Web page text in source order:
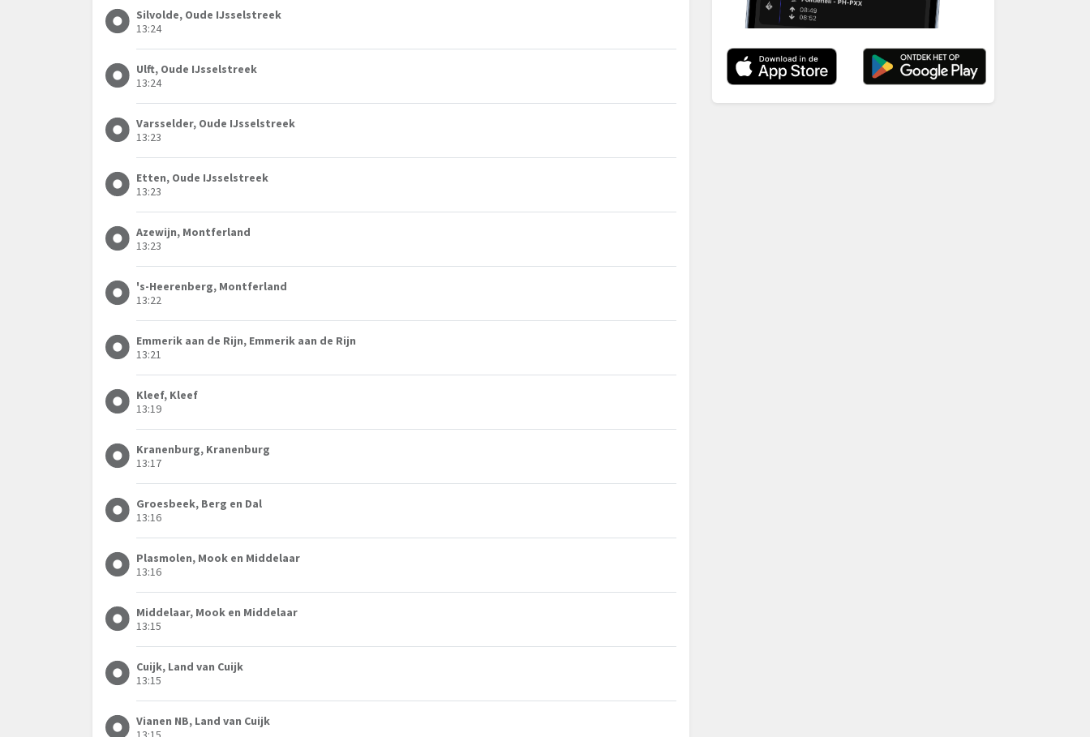
Silvolde, Oude IJsselstreek
13:24
Ulft, Oude IJsselstreek
13:24
Varsselder, Oude IJsselstreek
13:23
Etten, Oude IJsselstreek
13:23
Azewijn, Montferland
13:23
's-Heerenberg, Montferland
13:22
Emmerik aan de Rijn, Emmerik aan de Rijn
13:21
Kleef, Kleef
13:19
Kranenburg, Kranenburg
13:17
Groesbeek, Berg en Dal
13:16
Plasmolen, Mook en Middelaar
13:16
Middelaar, Mook en Middelaar
13:15
Cuijk, Land van Cuijk
13:15
Vianen NB, Land van Cuijk